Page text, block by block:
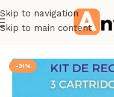
Skip to navigation
Skip to main content
-31%